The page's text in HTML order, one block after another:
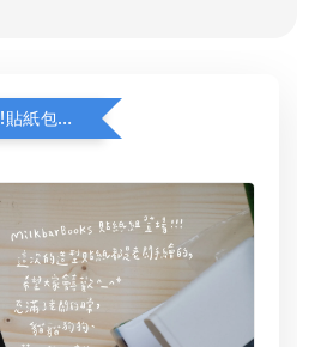
HAVE A BOOK DAY!貼紙包加價購